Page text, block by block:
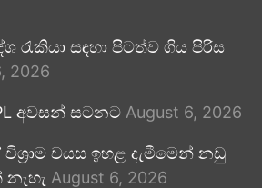
රැකියා සඳහා පිටත්ව ගිය පිරිස
2026
අවසන් සටනට August 6, 2026
වයස ඉහළ දැමීමෙන් නඩු
නැහැ August 6, 2026